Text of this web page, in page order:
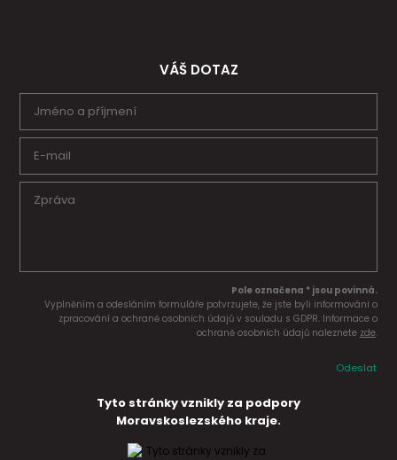
VÁŠ DOTAZ
Pole označena * jsou povinná.
Vyplněním a odesláním formuláře potvrzujete, že jste byli informováni o
zpracování a ochraně osobních údajů v souladu s GDPR. Informace o
ochraně osobních údajů naleznete zde.
Odeslat
Tyto stránky vznikly za podpory
Moravskoslezského kraje.